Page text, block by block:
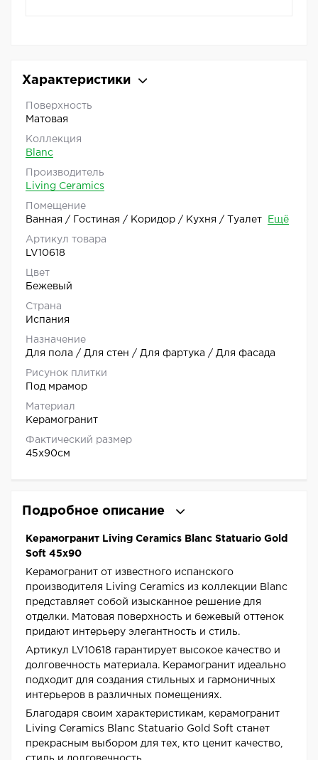
Характеристики
Поверхность
Матовая
Коллекция
Blanc
Производитель
Living Ceramics
Помещение
Ванная / Гостиная / Коридор / Кухня / Туалет
Ещё
Артикул товара
LV10618
Цвет
Бежевый
Страна
Испания
Назначение
Для пола / Для стен / Для фартука / Для фасада
Рисунок плитки
Под мрамор
Материал
Керамогранит
Фактический размер
45x90см
Подробное описание
Керамогранит Living Ceramics Blanc Statuario Gold
Soft 45x90
Керамогранит от известного испанского
производителя Living Ceramics из коллекции Blanc
представляет собой изысканное решение для
отделки. Матовая поверхность и бежевый оттенок
придают интерьеру элегантность и стиль.
Артикул LV10618 гарантирует высокое качество и
долговечность материала. Керамогранит идеально
подходит для создания стильных и гармоничных
интерьеров в различных помещениях.
Благодаря своим характеристикам, керамогранит
Living Ceramics Blanc Statuario Gold Soft станет
прекрасным выбором для тех, кто ценит качество,